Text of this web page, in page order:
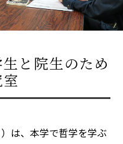
と院生のため
は、本学で哲学を学ぶ